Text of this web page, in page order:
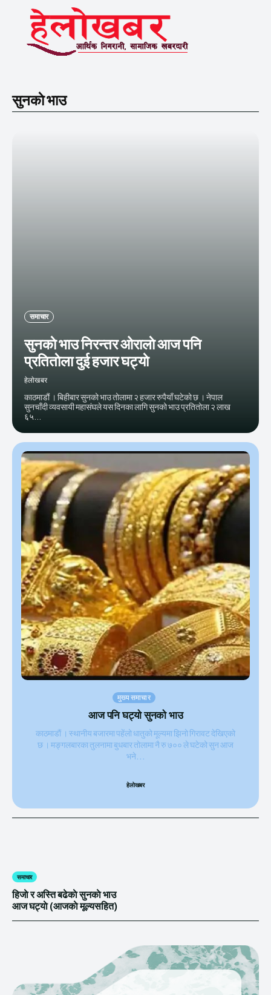
सुनकाे भाउ
समाचार
सुनकाे भाउ निरन्तर ओरालाे आज पनि
प्रतिताेला दुई हजार घट्याे
हेलाेखबर
काठमाडौं । बिहीबार सुनको भाउ तोलामा २ हजार रुपैयाँ घटेको छ । नेपाल
सुनचाँदी व्यवसायी महासंघले यस दिनका लागि सुनको भाउ प्रतितोला २ लाख
६५...
मुख्य समाचार
आज पनि घट्याे सुनकाे भाउ
काठमाडाैं । स्थानीय बजारमा पहेंलो धातुको मूल्यमा झिनो गिरावट देखिएको
छ । मङ्गलबारका तुलनामा बुधबार तोलामा नै रु ७०० ले घटेको सुन आज
भने...
हेलाेखबर
समाचार
हिजाे र अस्ति बढेकाे सुनकाे भाउ
आज घट्याे (आजकाे मूल्यसहित)